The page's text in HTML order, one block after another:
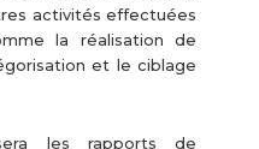
activités effectuées
la réalisation de
et le ciblage
les rapports de